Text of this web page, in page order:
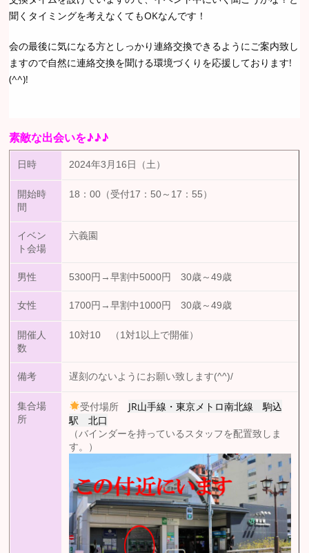
聞くタイミングを考えなくてもOKなんです！
会の最後に気になる方としっかり連絡交換できるようにご案内致し
ますので自然に連絡交換を聞ける環境づくりを応援しております!
(^^)!
素敵な出会いを♪♪♪
日時 2024年3月16日（土）
開始時
間
18：00（受付17：50～17：55）
イベン
ト会場
六義園
男性 5300円→早割中5000円 30歳～49歳
女性 1700円→早割中1000円 30歳～49歳
開催人
数
10対10 （1対1以上で開催）
備考 遅刻のないようにお願い致します(^^)/
集合場
所
受付場所 JR山手線・東京メトロ南北線 駒込
駅 北口
（バインダーを持っているスタッフを配置致しま
す。）